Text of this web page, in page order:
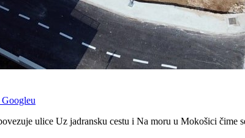
ulice Uz jadransku cestu i Na moru u Mokošici